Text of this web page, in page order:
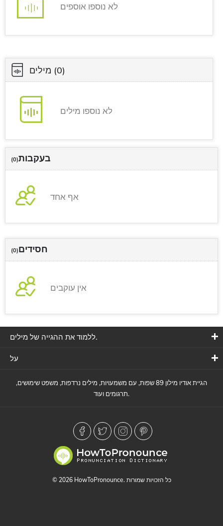
לא נוספו אוספים
מילים (0)
לא נוספו מילים
בעקבות(0)
אף אחד
חסידים(0)
אין עוקבים
ללמוד את ההגייה של מילים.
על
הגיית אודיו מילון 89 שפות, עם משמעויות, מילים נרדפות, משפט שימושים,
תרגומים ועוד.
© 2026 HowToPronounce. כל הזכויות שמורות